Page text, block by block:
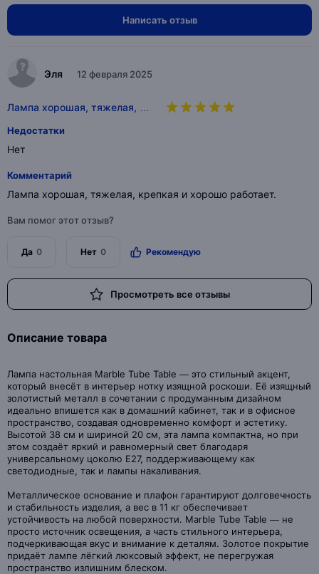
Написать отзыв
Эля 12 февраля 2025
Лампа хорошая, тяжелая, …
Недостатки
Нет
Комментарий
Лампа хорошая, тяжелая, крепкая и хорошо работает.
Вам помог этот отзыв?
Да 0 Нет 0 Рекомендую
Просмотреть все отзывы
Описание товара
Лампа настольная Marble Tube Table — это стильный акцент,
который внесёт в интерьер нотку изящной роскоши. Её изящный
золотистый металл в сочетании с продуманным дизайном
идеально впишется как в домашний кабинет, так и в офисное
пространство, создавая одновременно комфорт и эстетику.
Высотой 38 см и шириной 20 см, эта лампа компактна, но при
этом создаёт яркий и равномерный свет благодаря
универсальному цоколю E27, поддерживающему как
светодиодные, так и лампы накаливания.
Металлическое основание и плафон гарантируют долговечность
и стабильность изделия, а вес в 11 кг обеспечивает
устойчивость на любой поверхности. Marble Tube Table — не
просто источник освещения, а часть стильного интерьера,
подчеркивающая вкус и внимание к деталям. Золотое покрытие
придаёт лампе лёгкий люксовый эффект, не перегружая
пространство излишним блеском.